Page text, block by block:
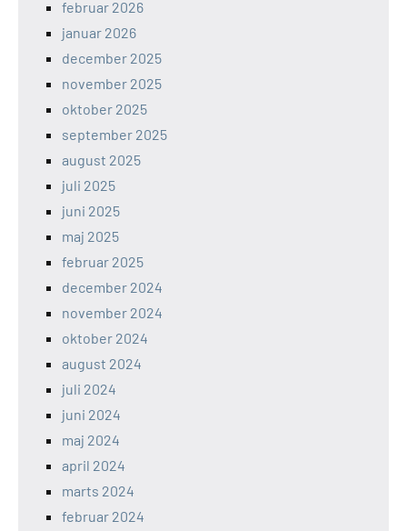
februar 2026
januar 2026
december 2025
november 2025
oktober 2025
september 2025
august 2025
juli 2025
juni 2025
maj 2025
februar 2025
december 2024
november 2024
oktober 2024
august 2024
juli 2024
juni 2024
maj 2024
april 2024
marts 2024
februar 2024